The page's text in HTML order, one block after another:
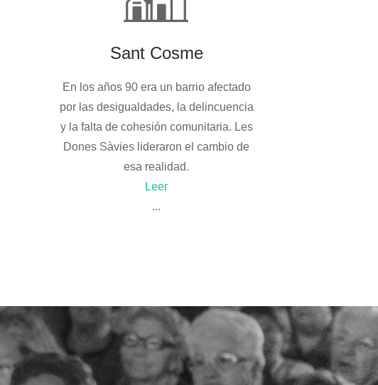
Sant Cosme
En los años 90 era un barrio afectado
por las desigualdades, la delincuencia
y la falta de cohesión comunitaria. Les
Dones Sàvies lideraron el cambio de
esa realidad.
Leer
...